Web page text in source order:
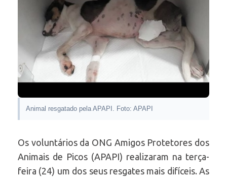
Animal resgatado pela APAPI. Foto: APAPI
Os voluntários da ONG Amigos Protetores dos
Animais de Picos (APAPI) realizaram na terça-
feira (24) um dos seus resgates mais difíceis. As